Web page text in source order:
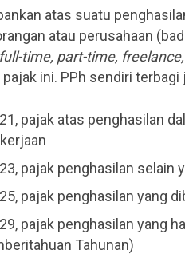
atas suatu
atau perusahaan
full-time, part-time, freelance,
ini. PPh sendiri terbagi
pajak atas penghasilan
pajak penghasilan selain
pajak penghasilan yang
pajak penghasilan yang
Tahunan)